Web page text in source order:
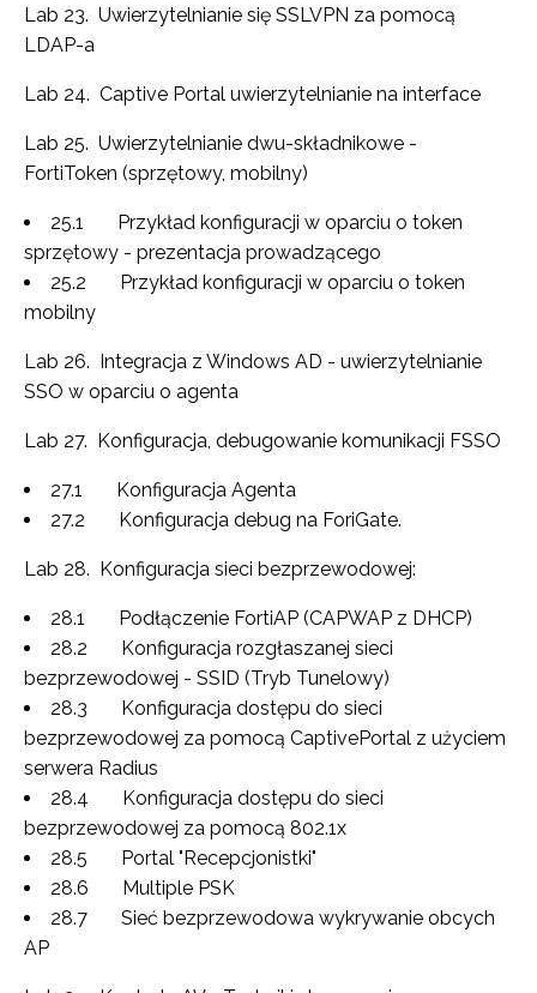
Lab 23. Uwierzytelnianie się SSLVPN za pomocą
LDAP-a
Lab 24. Captive Portal uwierzytelnianie na interface
Lab 25. Uwierzytelnianie dwu-składnikowe -
FortiToken (sprzętowy, mobilny)
25.1 Przykład konfiguracji w oparciu o token
sprzętowy - prezentacja prowadzącego
25.2 Przykład konfiguracji w oparciu o token
mobilny
Lab 26. Integracja z Windows AD - uwierzytelnianie
SSO w oparciu o agenta
Lab 27. Konfiguracja, debugowanie komunikacji FSSO
27.1 Konfiguracja Agenta
27.2 Konfiguracja debug na ForiGate.
Lab 28. Konfiguracja sieci bezprzewodowej:
28.1 Podłączenie FortiAP (CAPWAP z DHCP)
28.2 Konfiguracja rozgłaszanej sieci
bezprzewodowej - SSID (Tryb Tunelowy)
28.3 Konfiguracja dostępu do sieci
bezprzewodowej za pomocą CaptivePortal z użyciem
serwera Radius
28.4 Konfiguracja dostępu do sieci
bezprzewodowej za pomocą 802.1x
28.5 Portal "Recepcjonistki"
28.6 Multiple PSK
28.7 Sieć bezprzewodowa wykrywanie obcych
AP